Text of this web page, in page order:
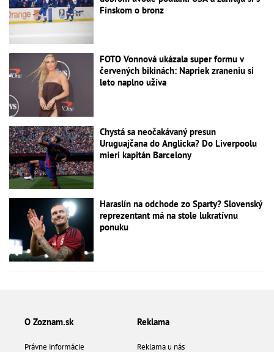
Fínskom o bronz
FOTO Vonnová ukázala super formu v
červených bikinách: Napriek zraneniu si
leto naplno užíva
Chystá sa neočakávaný presun
Uruguajčana do Anglicka? Do Liverpoolu
mieri kapitán Barcelony
Haraslín na odchode zo Sparty? Slovenský
reprezentant má na stole lukratívnu
ponuku
O Zoznam.sk
Právne informácie
Reklama
Reklama u nás